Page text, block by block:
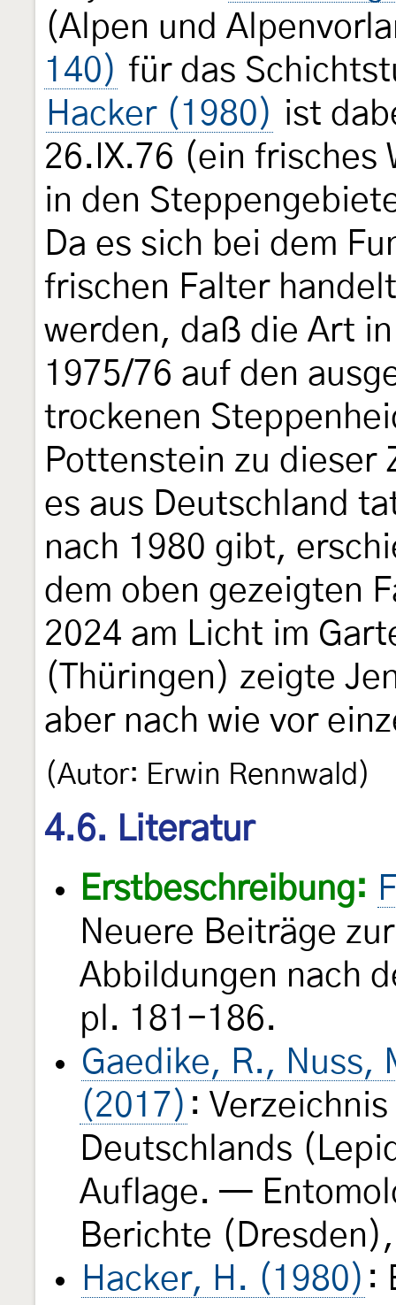
(Alpen und
140) für das
Hacker (1980) ist
26.IX.76 (ein frisches
in den
Da es sich bei dem
frischen Falter
werden, daß die Art
1975/76 auf den
trockenen
Pottenstein zu dieser
es aus Deutschland
nach 1980 gibt,
dem oben gezeigten
2024 am Licht im
(Thüringen) zeigte
aber nach wie vor
(Autor: Erwin Rennwald)
4.6. Literatur
Erstbeschreibung:
Neuere Beiträge
Abbildungen nach
pl. 181-186.
Gaedike, R., Nuss,
(2017) :
Deutschlands
Auflage. —
Berichte
Hacker, H. (1980) :